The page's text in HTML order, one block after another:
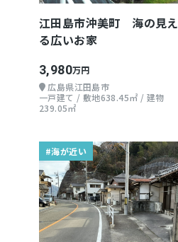
江田島市沖美町 海の見え
る広いお家
3,980万円
広島県江田島市
一戸建て / 敷地638.45㎡ / 建物
239.05㎡
#海が近い